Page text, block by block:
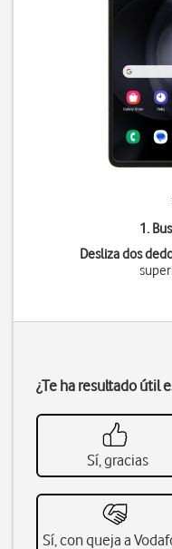
1.
Desliza dos
¿Te ha resultado útil
Sí, gracias
Sí, con queja a